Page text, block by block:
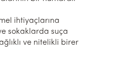
ihtiyaçlarına
sokaklarda suça
ve nitelikli birer